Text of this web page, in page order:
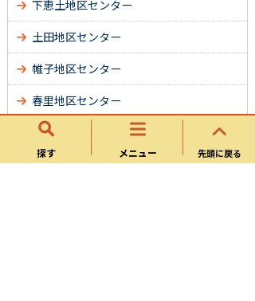
探す メニュー 先頭に戻る
下恵土地区センター
土田地区センター
帷子地区センター
春里地区センター
姫治地区センター
平牧地区センター